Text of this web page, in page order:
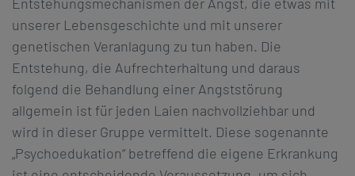
unserer Lebensgeschichte und mit unserer
genetischen Veranlagung zu tun haben. Die
Entstehung, die Aufrechterhaltung und daraus
folgend die Behandlung einer Angststörung
allgemein ist für jeden Laien nachvollziehbar und
wird in dieser Gruppe vermittelt. Diese sogenannte
„Psychoedukation“ betreffend die eigene Erkrankung